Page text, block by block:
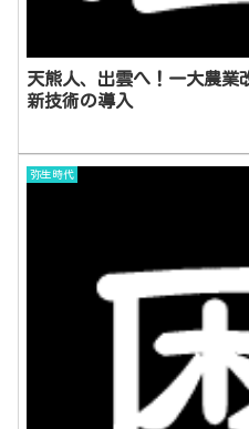
天熊人、出雲へ！一大農業
新技術の導入
弥生時代